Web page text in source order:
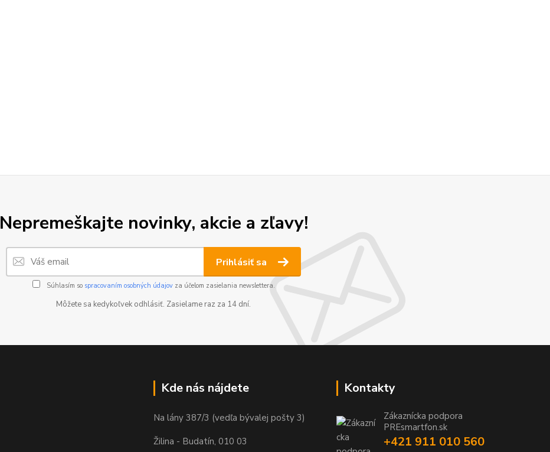
Nepremeškajte novinky, akcie a zľavy!
Prihlásiť sa
Súhlasím so spracovaním osobných údajovza účelom zasielania newslettera.
Môžete sa kedykoľvek odhlásiť. Zasielame raz za 14 dní.
Kde nás nájdete
Na lány 387/3 (vedľa bývalej pošty 3)
Žilina - Budatín, 010 03
Kontakty
Zákaznícka podpora
PREsmartfon.sk
+421 911 010 560